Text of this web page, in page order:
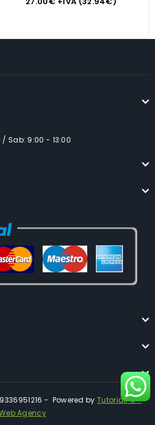
/ Sab: 9:00 - 13:00
- Powered by TutorialPC -
Agency